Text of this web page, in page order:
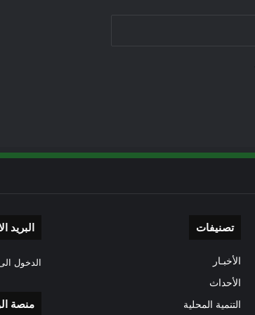
تصنيفات
الأخبـار
الأحداث
التنمية المحلية
البريد
الدخول
منصة